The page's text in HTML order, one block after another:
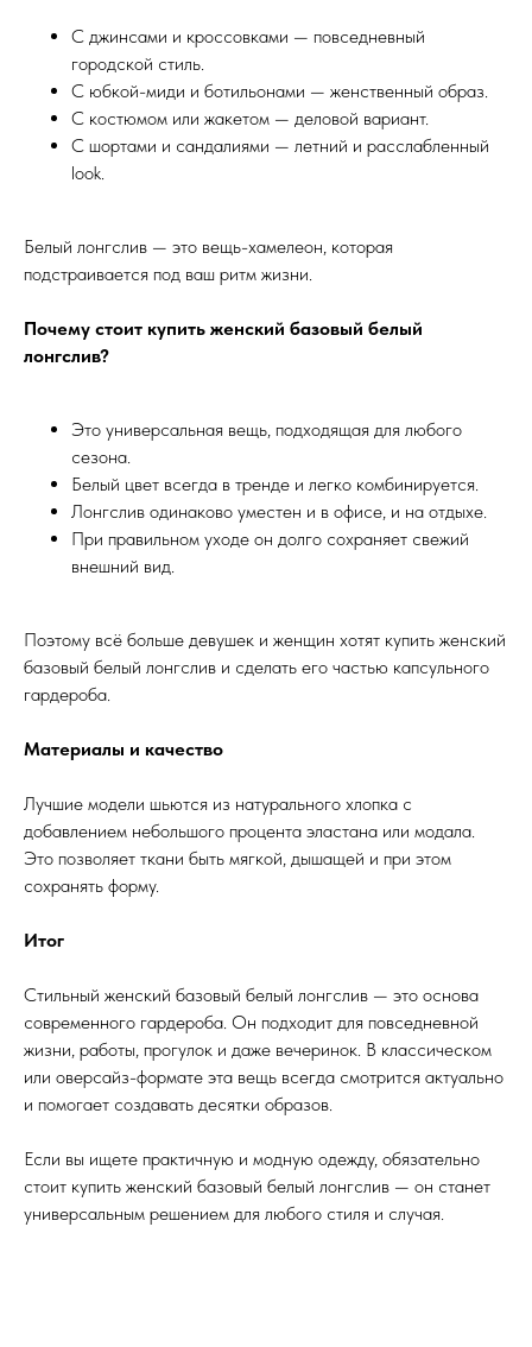
С джинсами и кроссовками — повседневный
городской стиль.
С юбкой-миди и ботильонами — женственный образ.
С костюмом или жакетом — деловой вариант.
С шортами и сандалиями — летний и расслабленный
look.
Белый лонгслив — это вещь-хамелеон, которая
подстраивается под ваш ритм жизни.
Почему стоит купить женский базовый белый
лонгслив?
Это универсальная вещь, подходящая для любого
сезона.
Белый цвет всегда в тренде и легко комбинируется.
Лонгслив одинаково уместен и в офисе, и на отдыхе.
При правильном уходе он долго сохраняет свежий
внешний вид.
Поэтому всё больше девушек и женщин хотят купить женский
базовый белый лонгслив и сделать его частью капсульного
гардероба.
Материалы и качество
Лучшие модели шьются из натурального хлопка с
добавлением небольшого процента эластана или модала.
Это позволяет ткани быть мягкой, дышащей и при этом
сохранять форму.
Итог
Стильный женский базовый белый лонгслив — это основа
современного гардероба. Он подходит для повседневной
жизни, работы, прогулок и даже вечеринок. В классическом
или оверсайз-формате эта вещь всегда смотрится актуально
и помогает создавать десятки образов.
Если вы ищете практичную и модную одежду, обязательно
стоит купить женский базовый белый лонгслив — он станет
универсальным решением для любого стиля и случая.